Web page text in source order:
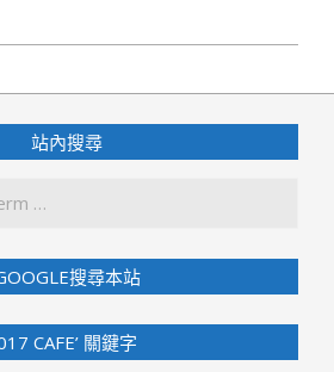
站內搜尋
搜尋本站
CAFE’ 關鍵字